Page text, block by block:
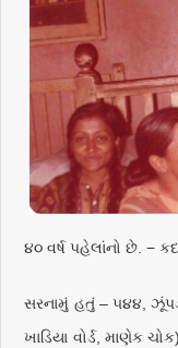
૪૦ વર્ષ પહેલાંનો છે. −
સરનામું હતું – ૫૪૪,
ખાડિયા વોર્ડ, માણેક